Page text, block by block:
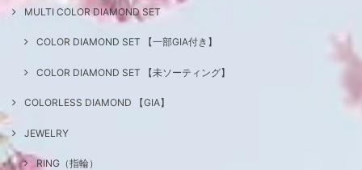
MULTI COLOR DIAMOND SET
COLOR DIAMOND SET 【一部GIA付き】
COLOR DIAMOND SET 【未ソーティング】
COLORLESS DIAMOND 【GIA】
JEWELRY
RING（指輪）